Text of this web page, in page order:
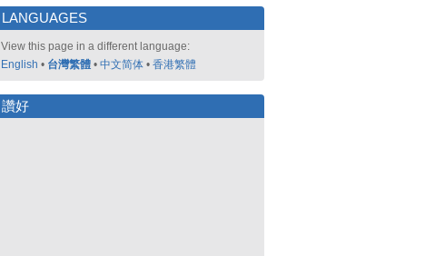
LANGUAGES
View this page in a different language:
English • 台灣繁體 • 中文简体 • 香港繁體
讚好